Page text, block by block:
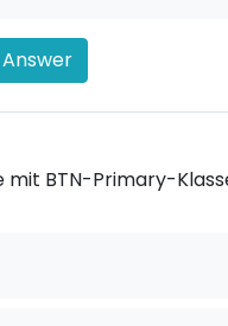
mit BTN-Primary-